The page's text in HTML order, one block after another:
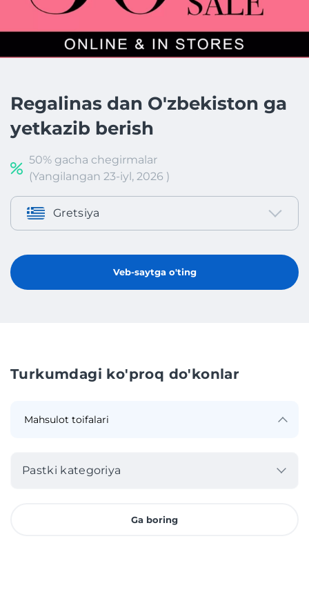
Regalinas dan O'zbekiston ga
yetkazib berish
50% gacha chegirmalar
(Yangilangan 23-iyl, 2026 )
Gretsiya
Veb-saytga o'ting
Turkumdagi ko'proq do'konlar
Pastki kategoriya
Ga boring